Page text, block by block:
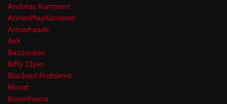
Andreas Kümmert
AnnenMayKantereit
Arrowheads
Ash
Bazzookas
Biffy Clyro
Blackout Problems
Blond
Boomhorns